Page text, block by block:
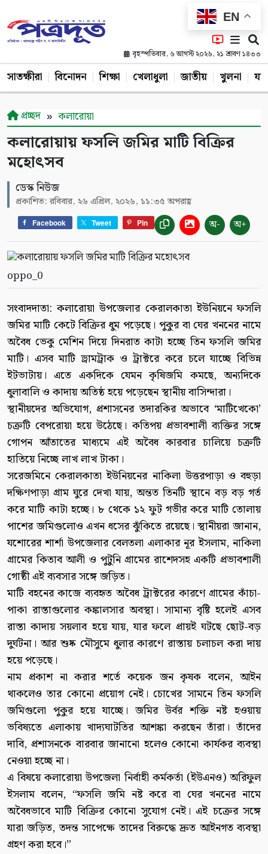
EN
বৃহস্পতিবার, ৬ আগস্ট ২০২৬, ২১ শ্রাবণ ১৪৩৩
সাতক্ষীরা বিনোদন শিক্ষা খেলাধুলা জাতীয় খুলনা
প্রচ্ছদ কলারোয়া
কলারোয়ায় ফসলি জমির মাটি বিক্রির
মহোৎসব
ডেস্ক নিউজ
প্রকাশিত: রবিবার, ২৬ এপ্রিল, ২০২৬, ১১:৩৫ অপরাহ্ণ
Facebook Tweet Pin অ- অ+
oppo_0
সংবাদদাতা: কলারোয়া উপজেলার কেরালকাতা ইউনিয়নে ফসলি
জমির মাটি কেটে বিক্রির ধুম পড়েছে। পুকুর বা ঘের খননের নামে
অবৈধ ভেকু মেশিন দিয়ে দিনরাত কাটা হচ্ছে তিন ফসলি জমির
মাটি। এসব মাটি ড্রামট্রাক ও ট্রাক্টরে করে চলে যাচ্ছে বিভিন্ন
ইটভাটায়। এতে একদিকে যেমন কৃষিজমি কমছে, অন্যদিকে
ধুলাবালি ও কাদায় অতিষ্ঠ হয়ে পড়েছেন স্থানীয় বাসিন্দারা।
স্থানীয়দের অভিযোগ, প্রশাসনের তদারকির অভাবে ‘মাটিখেকো’
চক্রটি বেপরোয়া হয়ে উঠেছে। কতিপয় প্রভাবশালী ব্যক্তির সঙ্গে
গোপন আঁতাতের মাধ্যমে এই অবৈধ কারবার চালিয়ে চক্রটি
হাতিয়ে নিচ্ছে লাখ লাখ টাকা।
সরেজমিনে কেরালকাতা ইউনিয়নের নাকিলা উত্তরপাড়া ও বহুড়া
দক্ষিণপাড়া গ্রাম ঘুরে দেখা যায়, অন্তত তিনটি স্থানে বড় বড় গর্ত
করে মাটি কাটা হচ্ছে। ৮ থেকে ১২ ফুট গভীর করে মাটি তোলায়
পাশের জমিগুলোও এখন ধসের ঝুঁকিতে রয়েছে। স্থানীয়রা জানান,
যশোরের শার্শা উপজেলার বেলতলা এলাকার নূর ইসলাম, নাকিলা
গ্রামের কিতাব আলী ও পুটুনি গ্রামের রাশেদসহ একটি প্রভাবশালী
গোষ্ঠী এই ব্যবসার সঙ্গে জড়িত।
মাটি বহনের কাজে ব্যবহৃত অবৈধ ট্রাক্টরের কারণে গ্রামের কাঁচা-
পাকা রাস্তাগুলোর কঙ্কালসার অবস্থা। সামান্য বৃষ্টি হলেই এসব
রাস্তা কাদায় সয়লাব হয়ে যায়, যার ফলে প্রায়ই ঘটছে ছোট-বড়
দুর্ঘটনা। আর শুষ্ক মৌসুমে ধুলার কারণে রাস্তায় চলাচল করা দায়
হয়ে পড়েছে।
নাম প্রকাশ না করার শর্তে কয়েক জন কৃষক বলেন, আইন
থাকলেও তার কোনো প্রয়োগ নেই। চোখের সামনে তিন ফসলি
জমিগুলো পুকুর হয়ে যাচ্ছে। জমির উর্বর শক্তি নষ্ট হওয়ায়
ভবিষ্যতে এলাকায় খাদ্যঘাটতির আশঙ্কা করছেন তাঁরা। তাঁদের
দাবি, প্রশাসনকে বারবার জানানো হলেও কোনো কার্যকর ব্যবস্থা
নেওয়া হচ্ছে না।
এ বিষয়ে কলারোয়া উপজেলা নির্বাহী কর্মকর্তা (ইউএনও) অরিফুল
ইসলাম বলেন, “ফসলি জমি নষ্ট করে বা ঘের খননের নামে
অবৈধভাবে মাটি বিক্রির কোনো সুযোগ নেই। এই চক্রের সঙ্গে
যারা জড়িত, তদন্ত সাপেক্ষে তাদের বিরুদ্ধে দ্রুত আইনগত ব্যবস্থা
গ্রহণ করা হবে।”